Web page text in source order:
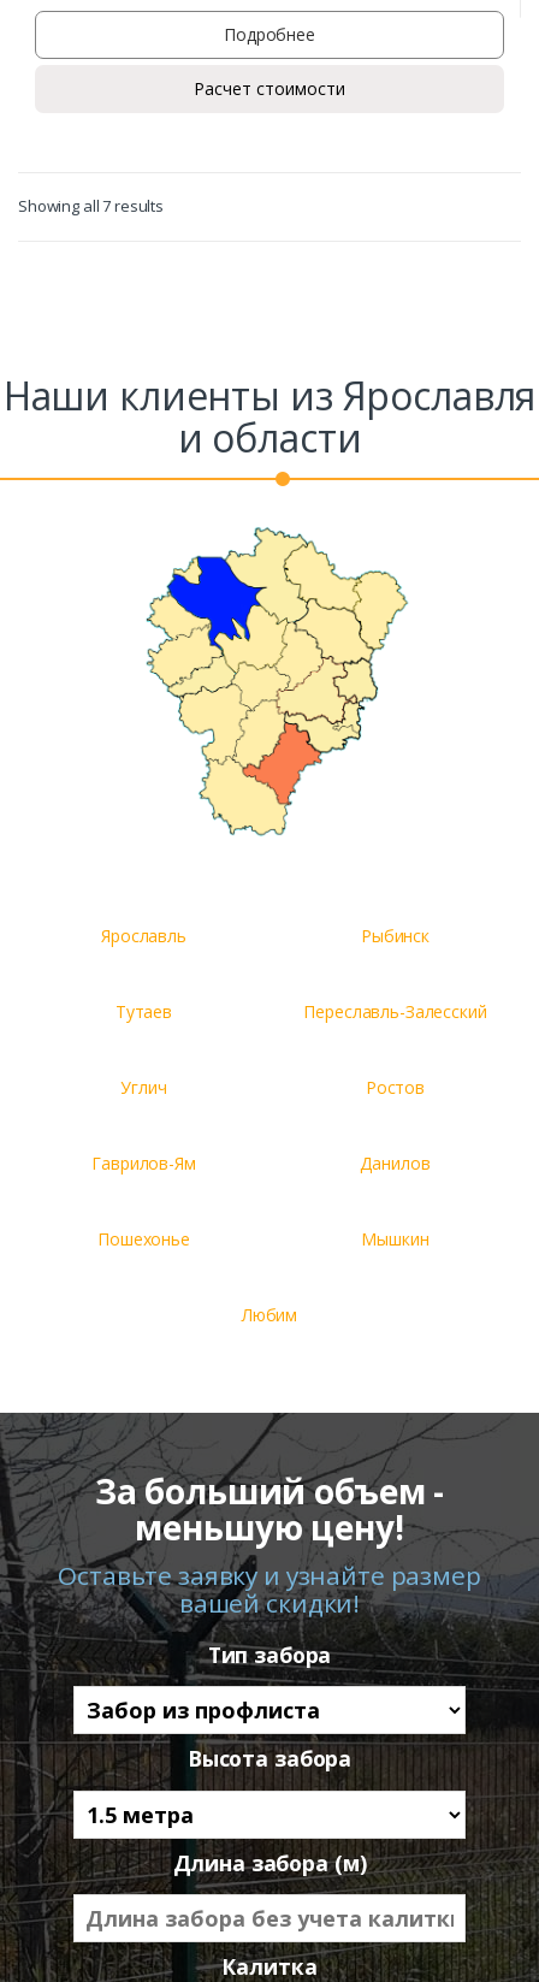
Подробнее
Расчет стоимости
Showing all 7 results
Наши клиенты из Ярославля
и области
Ярославль Рыбинск
Тутаев Переславль-Залесский
Углич Ростов
Гаврилов-Ям Данилов
Пошехонье Мышкин
Любим
За больший объем -
меньшую цену!
Оставьте заявку и узнайте размер
вашей скидки!
Тип забора
Высота забора
Длина забора (м)
Калитка